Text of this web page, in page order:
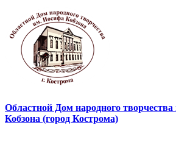
Областной Дом народного
Кобзона (город Кострома)